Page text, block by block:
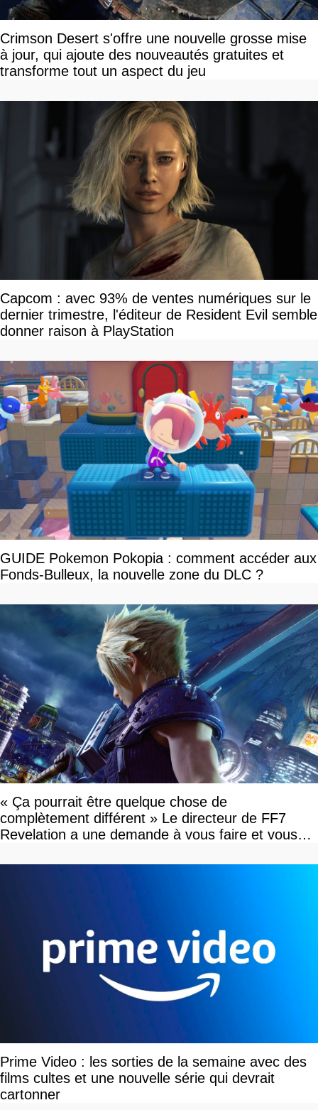
Crimson Desert s'offre une nouvelle grosse mise
à jour, qui ajoute des nouveautés gratuites et
transforme tout un aspect du jeu
Capcom : avec 93% de ventes numériques sur le
dernier trimestre, l'éditeur de Resident Evil semble
donner raison à PlayStation
GUIDE Pokemon Pokopia : comment accéder aux
Fonds-Bulleux, la nouvelle zone du DLC ?
« Ça pourrait être quelque chose de
complètement différent » Le directeur de FF7
Revelation a une demande à vous faire et vous
Prime Video : les sorties de la semaine avec des
films cultes et une nouvelle série qui devrait
cartonner